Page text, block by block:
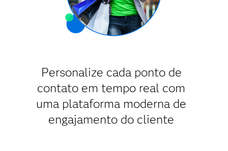
Personalize cada ponto de
contato em tempo real com
uma plataforma moderna de
engajamento do cliente